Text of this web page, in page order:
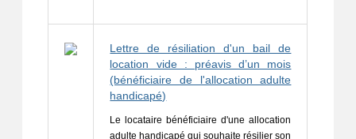
Lettre de résiliation d'un bail de
location vide : préavis d’un mois
(bénéficiaire de l'allocation adulte
handicapé)
Le locataire bénéficiaire d'une allocation
adulte handicapé qui souhaite résilier son